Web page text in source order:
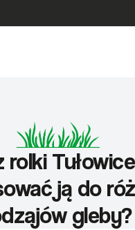
rolki
ją do
gleby?